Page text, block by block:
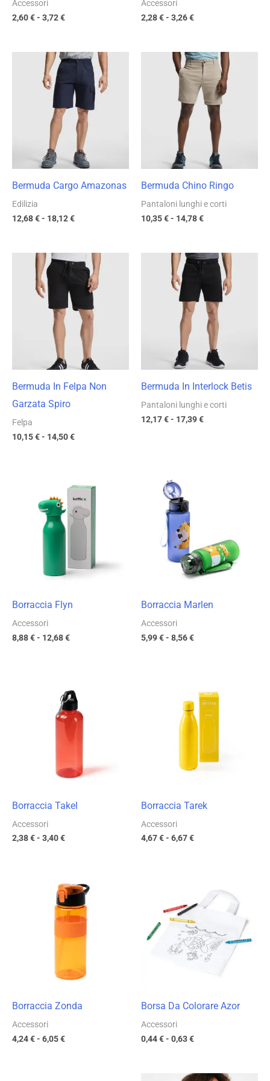
Accessori
2,60€- 3,72€
Accessori
2,28€- 3,26€
Bermuda Cargo Amazonas
Edilizia
12,68€- 18,12€
Fascia
di
prezzo:
da
12,68 €
a
18,12 €
Bermuda Chino Ringo
Pantaloni lunghi e corti
10,35€- 14,78€
Fascia
di
prezzo:
da
10,35 €
a
14,78 €
Bermuda In Felpa Non
Garzata Spiro
Felpa
10,15€- 14,50€
Fascia
prezzo:
10,15 €
a
14,50 €
Bermuda In Interlock Betis
Pantaloni lunghi e corti
12,17€- 17,39€
Fascia
prezzo:
12,17 €
a
17,39 €
Borraccia Flyn
Accessori
8,88€- 12,68€
di
prezzo:
da
8,88 €
a
Borraccia Marlen
Accessori
5,99€- 8,56€
Borraccia Takel
Accessori
2,38€- 3,40€
prezzo:
da
2,38 €
a
3,40 €
Borraccia Tarek
Accessori
4,67€- 6,67€
prezzo:
da
4,67 €
a
Borraccia Zonda
Accessori
4,24€- 6,05€
di
prezzo:
da
4,24 €
6,05 €
Borsa Da Colorare Azor
Accessori
0,44€- 0,63€
prezzo:
da
0,44 €
a
0,63 €
Fascia